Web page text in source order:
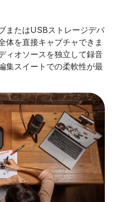
またはUSBストレージデバ
体を直接キャプチャできま
ィオソースを独立して録音
集スイートでの柔軟性が最